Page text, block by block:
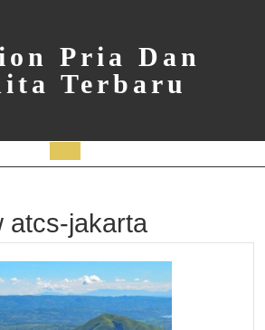
Pria Dan
Terbaru
Button
atcs-jakarta